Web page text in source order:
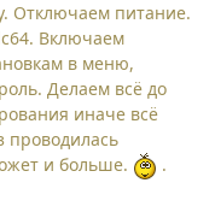
Отключаем питание.
Включаем
в меню,
Делаем всё до
иначе всё
проводилась
и больше.
.